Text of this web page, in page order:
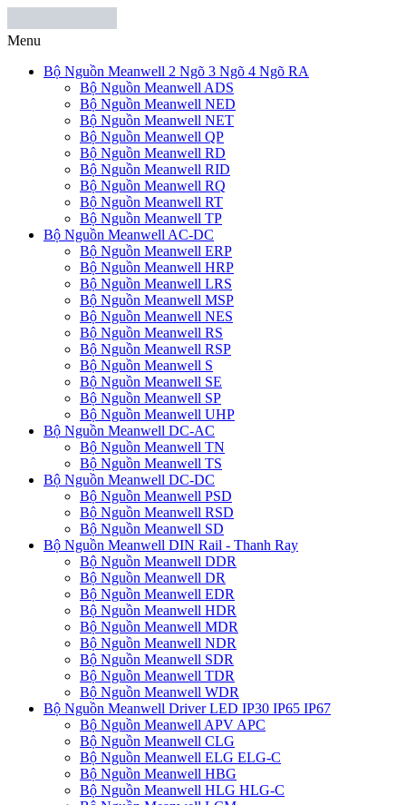
Menu
Bộ Nguồn Meanwell 2 Ngõ 3 Ngõ 4 Ngõ RA
Bộ Nguồn Meanwell ADS
Bộ Nguồn Meanwell NED
Bộ Nguồn Meanwell NET
Bộ Nguồn Meanwell QP
Bộ Nguồn Meanwell RD
Bộ Nguồn Meanwell RID
Bộ Nguồn Meanwell RQ
Bộ Nguồn Meanwell RT
Bộ Nguồn Meanwell TP
Bộ Nguồn Meanwell AC-DC
Bộ Nguồn Meanwell ERP
Bộ Nguồn Meanwell HRP
Bộ Nguồn Meanwell LRS
Bộ Nguồn Meanwell MSP
Bộ Nguồn Meanwell NES
Bộ Nguồn Meanwell RS
Bộ Nguồn Meanwell RSP
Bộ Nguồn Meanwell S
Bộ Nguồn Meanwell SE
Bộ Nguồn Meanwell SP
Bộ Nguồn Meanwell UHP
Bộ Nguồn Meanwell DC-AC
Bộ Nguồn Meanwell TN
Bộ Nguồn Meanwell TS
Bộ Nguồn Meanwell DC-DC
Bộ Nguồn Meanwell PSD
Bộ Nguồn Meanwell RSD
Bộ Nguồn Meanwell SD
Bộ Nguồn Meanwell DIN Rail - Thanh Ray
Bộ Nguồn Meanwell DDR
Bộ Nguồn Meanwell DR
Bộ Nguồn Meanwell EDR
Bộ Nguồn Meanwell HDR
Bộ Nguồn Meanwell MDR
Bộ Nguồn Meanwell NDR
Bộ Nguồn Meanwell SDR
Bộ Nguồn Meanwell TDR
Bộ Nguồn Meanwell WDR
Bộ Nguồn Meanwell Driver LED IP30 IP65 IP67
Bộ Nguồn Meanwell APV APC
Bộ Nguồn Meanwell CLG
Bộ Nguồn Meanwell ELG ELG-C
Bộ Nguồn Meanwell HBG
Bộ Nguồn Meanwell HLG HLG-C